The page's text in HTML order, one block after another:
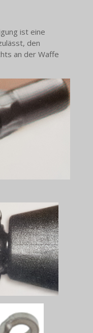
ist eine
den
an der Waffe